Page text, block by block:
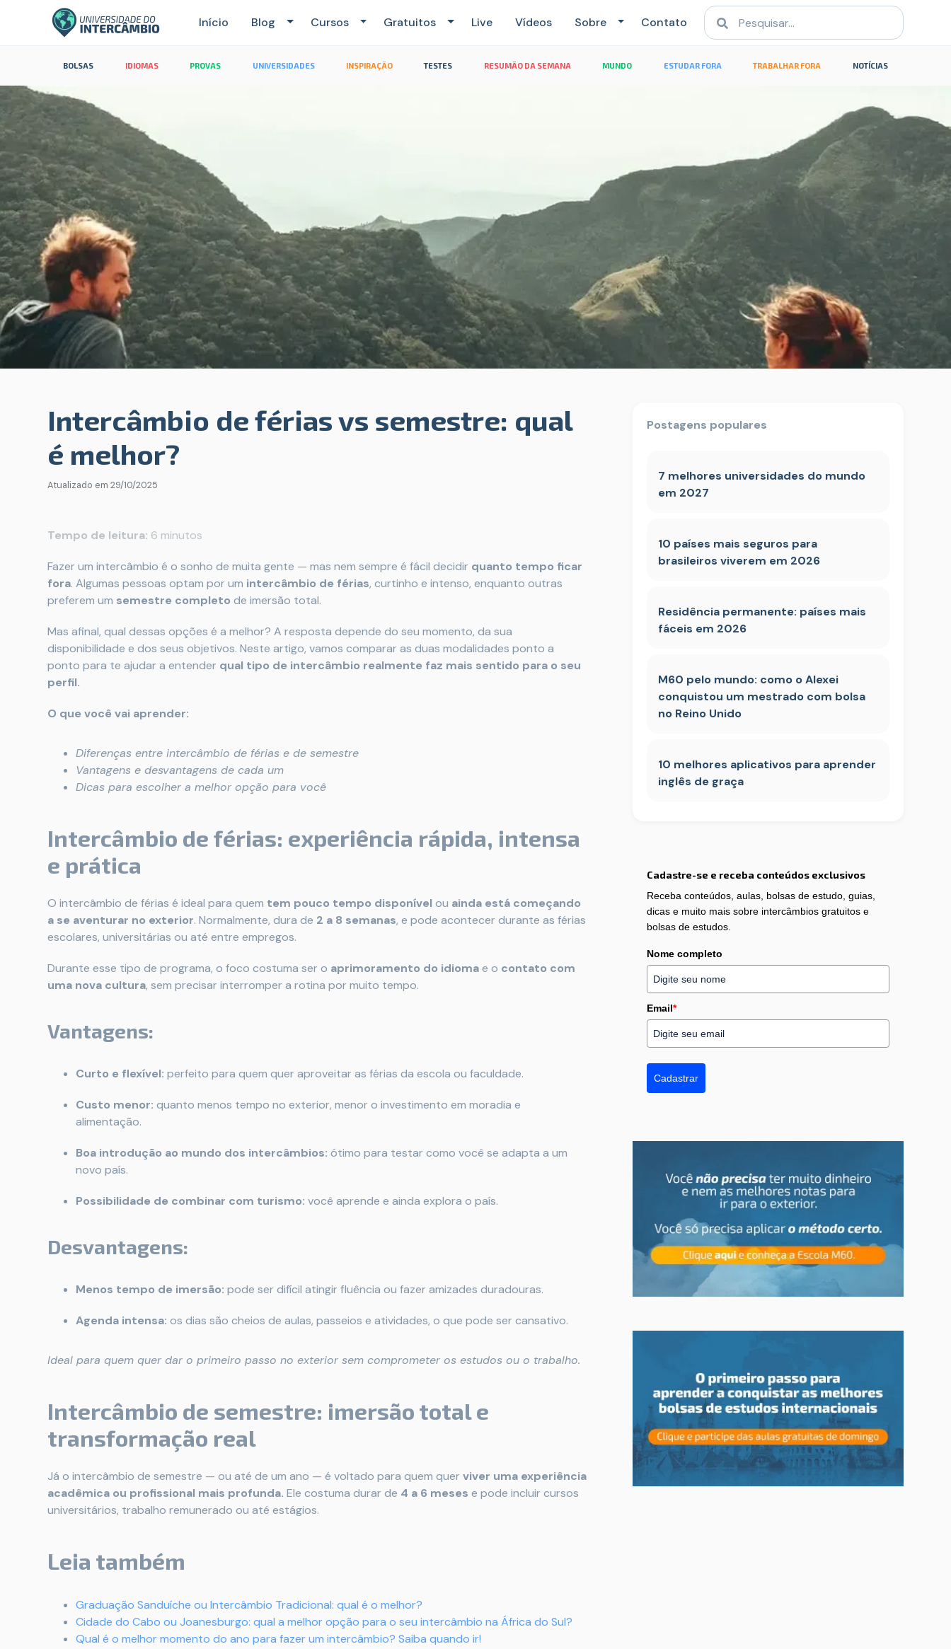
Início Blog Cursos Gratuitos Live Vídeos Sobre Contato
BOLSAS IDIOMAS PROVAS UNIVERSIDADES INSPIRAÇÃO TESTES RESUMÃO DA SEMANA MUNDO ESTUDAR FORA TRABALHAR FORA NOTÍCIAS
Intercâmbio de férias vs semestre: qual
é melhor?
Atualizado em 29/10/2025
Tempo de leitura: 6 minutos
Fazer um intercâmbio é o sonho de muita gente — mas nem sempre é fácil decidir quanto tempo ficar
fora. Algumas pessoas optam por um intercâmbio de férias, curtinho e intenso, enquanto outras
preferem um semestre completo de imersão total.
Mas afinal, qual dessas opções é a melhor? A resposta depende do seu momento, da sua
disponibilidade e dos seus objetivos. Neste artigo, vamos comparar as duas modalidades ponto a
ponto para te ajudar a entender qual tipo de intercâmbio realmente faz mais sentido para o seu
perfil.
O que você vai aprender:
Diferenças entre intercâmbio de férias e de semestre
Vantagens e desvantagens de cada um
Dicas para escolher a melhor opção para você
Intercâmbio de férias: experiência rápida, intensa
e prática
O intercâmbio de férias é ideal para quem tem pouco tempo disponível ou ainda está começando
a se aventurar no exterior. Normalmente, dura de 2 a 8 semanas, e pode acontecer durante as férias
escolares, universitárias ou até entre empregos.
Durante esse tipo de programa, o foco costuma ser o aprimoramento do idiomae o contato com
uma nova cultura, sem precisar interromper a rotina por muito tempo.
Vantagens:
Curto e flexível: perfeito para quem quer aproveitar as férias da escola ou faculdade.
Custo menor: quanto menos tempo no exterior, menor o investimento em moradia e
alimentação.
Boa introdução ao mundo dos intercâmbios: ótimo para testar como você se adapta a um
novo país.
Possibilidade de combinar com turismo: você aprende e ainda explora o país.
Desvantagens:
Menos tempo de imersão: pode ser difícil atingir fluência ou fazer amizades duradouras.
Agenda intensa: os dias são cheios de aulas, passeios e atividades, o que pode ser cansativo.
Ideal para quem quer dar o primeiro passo no exterior sem comprometer os estudos ou o trabalho.
Intercâmbio de semestre: imersão total e
transformação real
Já o intercâmbio de semestre — ou até de um ano — é voltado para quem quer viver uma experiência
acadêmica ou profissional mais profunda. Ele costuma durar de 4 a 6 meses e pode incluir cursos
universitários, trabalho remunerado ou até estágios.
Leia também
Graduação Sanduíche ou Intercâmbio Tradicional: qual é o melhor?
Cidade do Cabo ou Joanesburgo: qual a melhor opção para o seu intercâmbio na África do Sul?
Qual é o melhor momento do ano para fazer um intercâmbio? Saiba quando ir!
Postagens populares
7 melhores universidades do mundo
em 2027
10 países mais seguros para
brasileiros viverem em 2026
Residência permanente: países mais
fáceis em 2026
M60 pelo mundo: como o Alexei
conquistou um mestrado com bolsa
no Reino Unido
10 melhores aplicativos para aprender
inglês de graça
Cadastre-se e receba conteúdos exclusivos
Receba conteúdos, aulas, bolsas de estudo, guias,
dicas e muito mais sobre intercâmbios gratuitos e
bolsas de estudos.
Nome completo
Email*
Cadastrar